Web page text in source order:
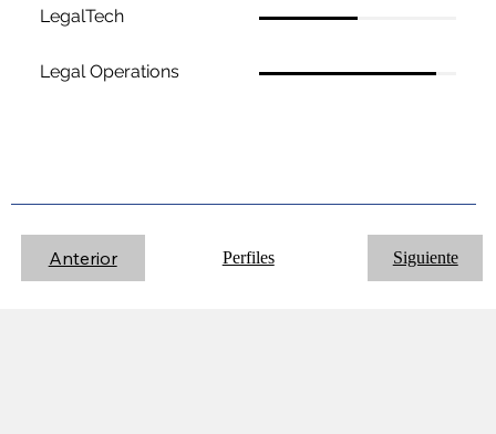
LegalTech
Legal Operations
Anterior Perfiles Siguiente